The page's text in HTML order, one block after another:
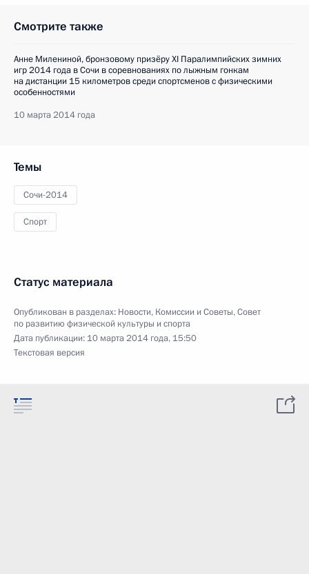
Смотрите также
Анне Милениной, бронзовому призёру XI Паралимпийских зимних
игр 2014 года в Сочи в соревнованиях по лыжным гонкам
на дистанции 15 километров среди спортсменов с физическими
особенностями
10 марта 2014 года
Темы
Сочи-2014
Спорт
Статус материала
Опубликован в разделах: Новости, Комиссии и Советы,Совет
по развитию физической культуры и спорта
Дата публикации: 10 марта 2014 года, 15:50
Текстовая версия